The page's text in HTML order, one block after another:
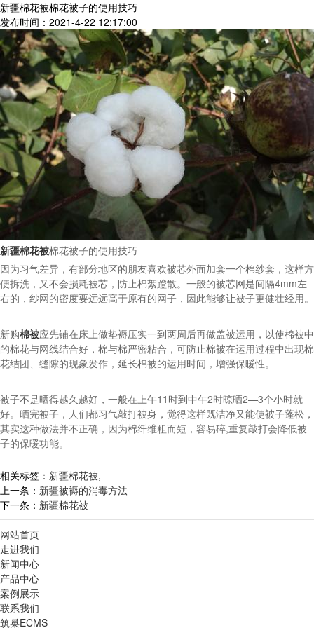
新疆棉花被棉花被子的使用技巧
发布时间：2021-4-22 12:17:00
新疆棉花被棉花被子的使用技巧
因为习气差异，有部分地区的朋友喜欢被芯外面加套一个棉纱套，这样方
便拆洗，又不会损耗被芯，防止棉絮蹬散。一般的被芯网是间隔4mm左
右的，纱网的密度要远远高于原有的网子，因此能够让被子更健壮经用。
新购棉被应先铺在床上做垫褥压实一到两周后再做盖被运用，以使棉被中
的棉花与网线结合好，棉与棉严密粘合，可防止棉被在运用过程中出现棉
花结团、缝隙的现象发作，延长棉被的运用时间，增强保暖性。
被子不是晒得越久越好，一般在上午11时到中午2时晾晒2—3个小时就
好。晒完被子，人们都习气敲打被身，觉得这样既洁净又能使被子蓬松，
其实这种做法并不正确，因为棉纤维粗而短，容易碎,重复敲打会降低被
子的保暖功能。
相关标签： 新疆棉花被,
上一条： 新疆被褥的消毒方法
下一条： 新疆棉花被
网站首页
走进我们
新闻中心
产品中心
案例展示
联系我们
筑巢ECMS